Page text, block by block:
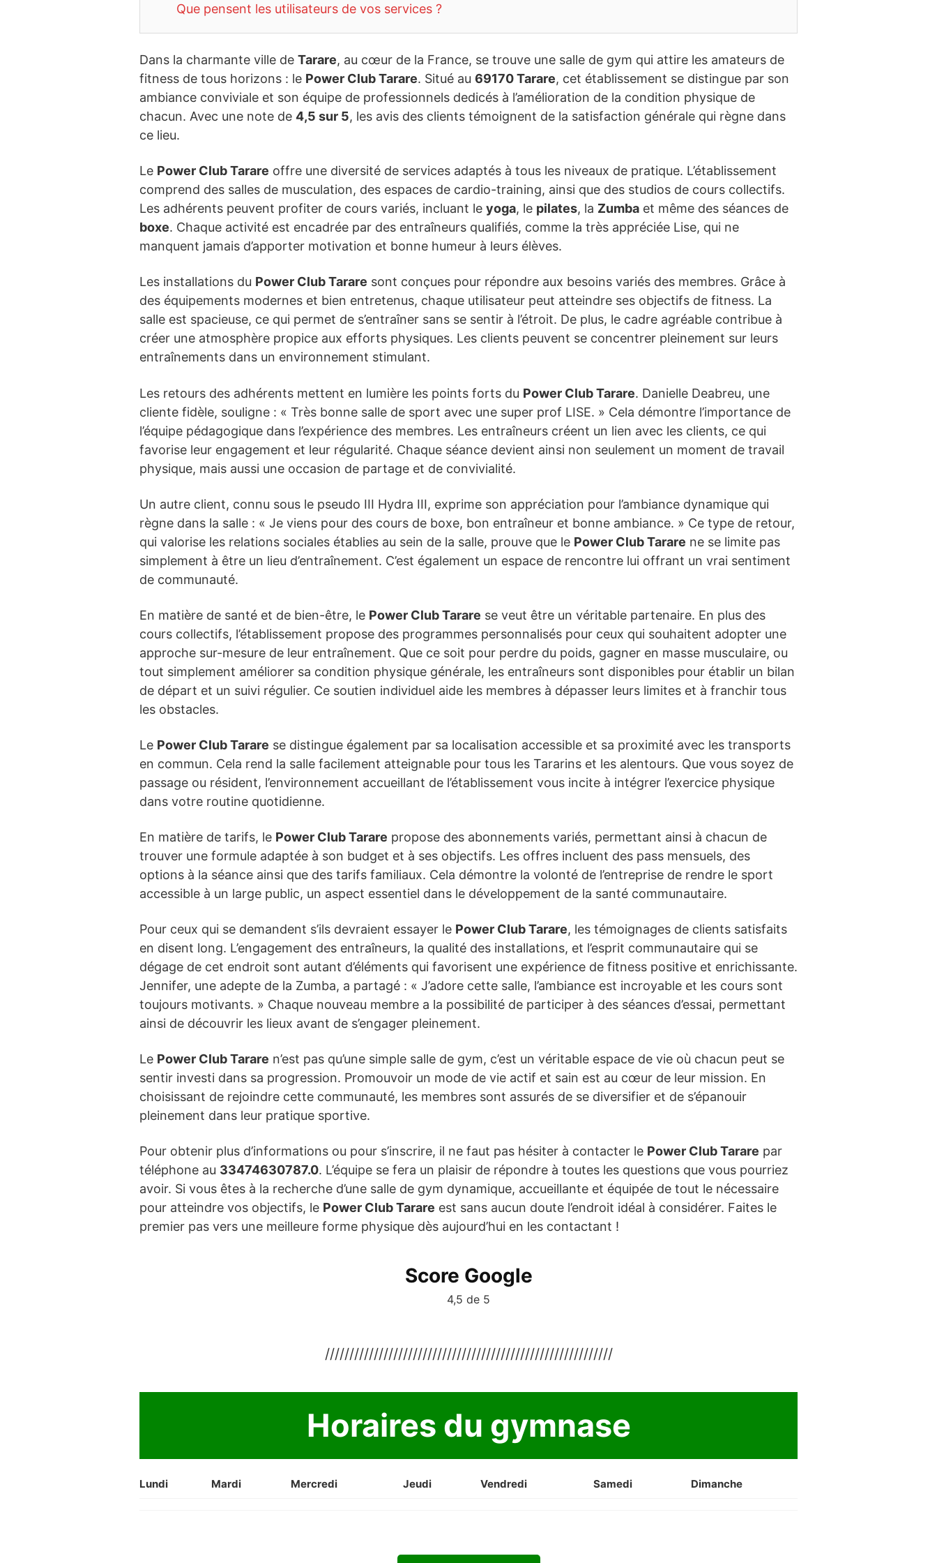
Que pensent les utilisateurs de vos services ?
Dans la charmante ville de Tarare, au cœur de la France, se trouve une salle de gym qui attire les amateurs de
fitness de tous horizons : le Power Club Tarare. Situé au 69170 Tarare, cet établissement se distingue par son
ambiance conviviale et son équipe de professionnels dedicés à l’amélioration de la condition physique de
chacun. Avec une note de 4,5 sur 5, les avis des clients témoignent de la satisfaction générale qui règne dans
ce lieu.
Le Power Club Tarare offre une diversité de services adaptés à tous les niveaux de pratique. L’établissement
comprend des salles de musculation, des espaces de cardio-training, ainsi que des studios de cours collectifs.
Les adhérents peuvent profiter de cours variés, incluant le yoga, le pilates, la Zumba et même des séances de
boxe. Chaque activité est encadrée par des entraîneurs qualifiés, comme la très appréciée Lise, qui ne
manquent jamais d’apporter motivation et bonne humeur à leurs élèves.
Les installations du Power Club Tarare sont conçues pour répondre aux besoins variés des membres. Grâce à
des équipements modernes et bien entretenus, chaque utilisateur peut atteindre ses objectifs de fitness. La
salle est spacieuse, ce qui permet de s’entraîner sans se sentir à l’étroit. De plus, le cadre agréable contribue à
créer une atmosphère propice aux efforts physiques. Les clients peuvent se concentrer pleinement sur leurs
entraînements dans un environnement stimulant.
Les retours des adhérents mettent en lumière les points forts du Power Club Tarare. Danielle Deabreu, une
cliente fidèle, souligne : « Très bonne salle de sport avec une super prof LISE. » Cela démontre l’importance de
l’équipe pédagogique dans l’expérience des membres. Les entraîneurs créent un lien avec les clients, ce qui
favorise leur engagement et leur régularité. Chaque séance devient ainsi non seulement un moment de travail
physique, mais aussi une occasion de partage et de convivialité.
Un autre client, connu sous le pseudo III Hydra III, exprime son appréciation pour l’ambiance dynamique qui
règne dans la salle : « Je viens pour des cours de boxe, bon entraîneur et bonne ambiance. » Ce type de retour,
qui valorise les relations sociales établies au sein de la salle, prouve que le Power Club Tarare ne se limite pas
simplement à être un lieu d’entraînement. C’est également un espace de rencontre lui offrant un vrai sentiment
de communauté.
En matière de santé et de bien-être, le Power Club Tarare se veut être un véritable partenaire. En plus des
cours collectifs, l’établissement propose des programmes personnalisés pour ceux qui souhaitent adopter une
approche sur-mesure de leur entraînement. Que ce soit pour perdre du poids, gagner en masse musculaire, ou
tout simplement améliorer sa condition physique générale, les entraîneurs sont disponibles pour établir un bilan
de départ et un suivi régulier. Ce soutien individuel aide les membres à dépasser leurs limites et à franchir tous
les obstacles.
Le Power Club Tarare se distingue également par sa localisation accessible et sa proximité avec les transports
en commun. Cela rend la salle facilement atteignable pour tous les Tararins et les alentours. Que vous soyez de
passage ou résident, l’environnement accueillant de l’établissement vous incite à intégrer l’exercice physique
dans votre routine quotidienne.
En matière de tarifs, le Power Club Tarare propose des abonnements variés, permettant ainsi à chacun de
trouver une formule adaptée à son budget et à ses objectifs. Les offres incluent des pass mensuels, des
options à la séance ainsi que des tarifs familiaux. Cela démontre la volonté de l’entreprise de rendre le sport
accessible à un large public, un aspect essentiel dans le développement de la santé communautaire.
Pour ceux qui se demandent s’ils devraient essayer le Power Club Tarare, les témoignages de clients satisfaits
en disent long. L’engagement des entraîneurs, la qualité des installations, et l’esprit communautaire qui se
dégage de cet endroit sont autant d’éléments qui favorisent une expérience de fitness positive et enrichissante.
Jennifer, une adepte de la Zumba, a partagé : « J’adore cette salle, l’ambiance est incroyable et les cours sont
toujours motivants. » Chaque nouveau membre a la possibilité de participer à des séances d’essai, permettant
ainsi de découvrir les lieux avant de s’engager pleinement.
Le Power Club Tarare n’est pas qu’une simple salle de gym, c’est un véritable espace de vie où chacun peut se
sentir investi dans sa progression. Promouvoir un mode de vie actif et sain est au cœur de leur mission. En
choisissant de rejoindre cette communauté, les membres sont assurés de se diversifier et de s’épanouir
pleinement dans leur pratique sportive.
Pour obtenir plus d’informations ou pour s’inscrire, il ne faut pas hésiter à contacter le Power Club Tarare par
téléphone au 33474630787.0. L’équipe se fera un plaisir de répondre à toutes les questions que vous pourriez
avoir. Si vous êtes à la recherche d’une salle de gym dynamique, accueillante et équipée de tout le nécessaire
pour atteindre vos objectifs, le Power Club Tarare est sans aucun doute l’endroit idéal à considérer. Faites le
premier pas vers une meilleure forme physique dès aujourd’hui en les contactant !
Score Google
4,5 de 5
///////////////////////////////////////////////////////////
Horaires du gymnase
Lundi Mardi Mercredi Jeudi Vendredi Samedi Dimanche